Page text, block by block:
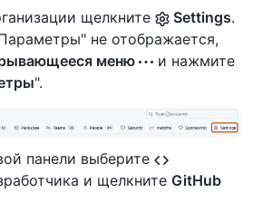
щелкните
Settings.
не отображается,
меню
и нажмите
".
панели выберите
и щелкните GitHub